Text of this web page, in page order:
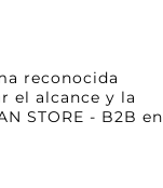
reconocida
el alcance y la
STORE - B2B en